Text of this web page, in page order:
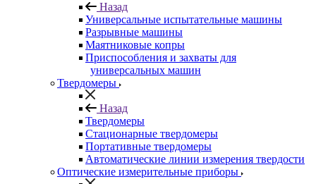
Назад
Универсальные испытательные машины
Разрывные машины
Маятниковые копры
Приспособления и захваты для
универсальных машин
Твердомеры
Назад
Твердомеры
Стационарные твердомеры
Портативные твердомеры
Автоматические линии измерения твердости
Оптические измерительные приборы